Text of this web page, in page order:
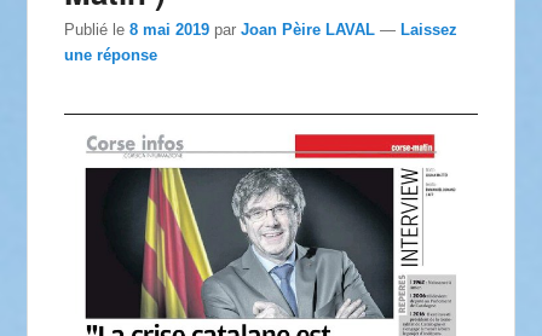
Publié le8 mai 2019 parJoan Pèire LAVAL —Laissez
une réponse